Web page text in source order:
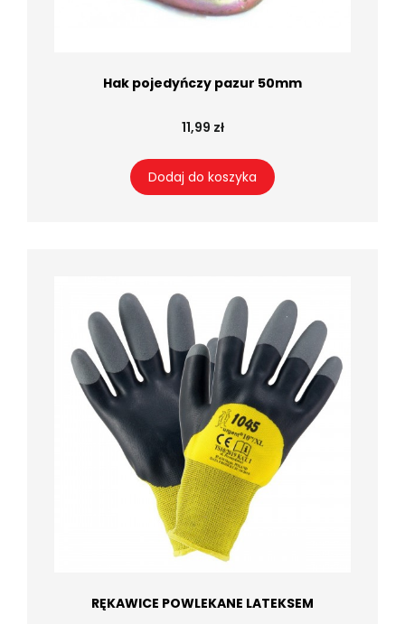
Hak pojedyńczy pazur 50mm
11,99 zł
Dodaj do koszyka
RĘKAWICE POWLEKANE LATEKSEM